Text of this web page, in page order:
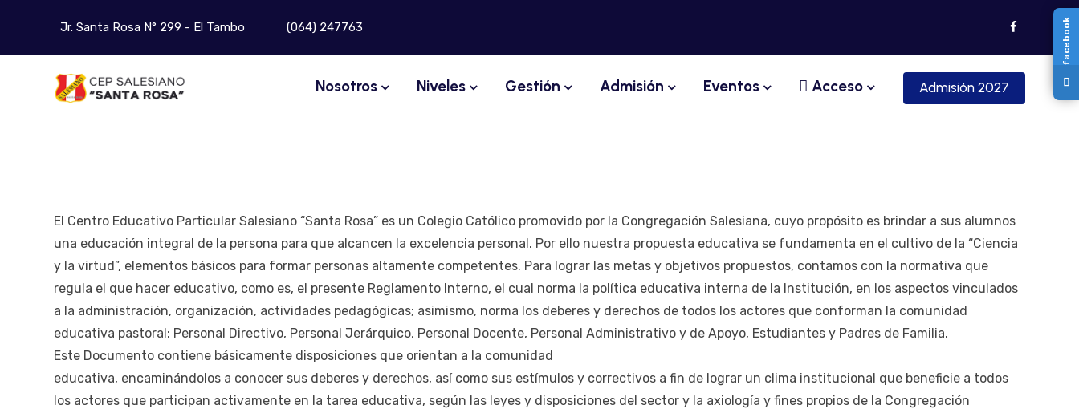
Jr. Santa Rosa N° 299 - El Tambo (064) 247763
Nosotros Niveles Gestión Admisión Eventos Acceso Admisión 2027
El Centro Educativo Particular Salesiano “Santa Rosa” es un Colegio Católico promovido por la Congregación Salesiana, cuyo propósito es brindar a sus alumnos
una educación integral de la persona para que alcancen la excelencia personal. Por ello nuestra propuesta educativa se fundamenta en el cultivo de la “Ciencia
y la virtud”, elementos básicos para formar personas altamente competentes. Para lograr las metas y objetivos propuestos, contamos con la normativa que
regula el que hacer educativo, como es, el presente Reglamento Interno, el cual norma la política educativa interna de la Institución, en los aspectos vinculados
a la administración, organización, actividades pedagógicas; asimismo, norma los deberes y derechos de todos los actores que conforman la comunidad
educativa pastoral: Personal Directivo, Personal Jerárquico, Personal Docente, Personal Administrativo y de Apoyo, Estudiantes y Padres de Familia.
Este Documento contiene básicamente disposiciones que orientan a la comunidad
educativa, encaminándolos a conocer sus deberes y derechos, así como sus estímulos y correctivos a fin de lograr un clima institucional que beneficie a todos
los actores que participan activamente en la tarea educativa, según las leyes y disposiciones del sector y la axiología y fines propios de la Congregación
facebook